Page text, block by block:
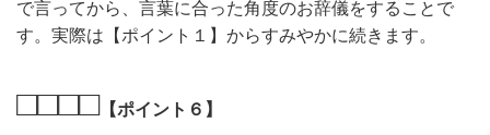
で言ってから、言葉に合った角度のお辞儀をすることで
す。実際は【ポイント１】からすみやかに続きます。
□□□□ 【ポイント６】